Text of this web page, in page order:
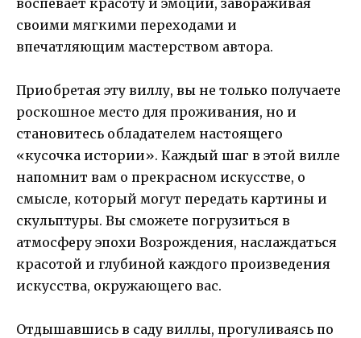
своими мягкими переходами и
впечатляющим мастерством автора.
Приобретая эту виллу, вы не только получаете
роскошное место для проживания, но и
становитесь обладателем настоящего
«кусочка истории». Каждый шаг в этой вилле
напомнит вам о прекрасном искусстве, о
смысле, который могут передать картины и
скульптуры. Вы сможете погрузиться в
атмосферу эпохи Возрождения, наслаждаться
красотой и глубиной каждого произведения
искусства, окружающего вас.
Отдышавшись в саду виллы, прогуливаясь по